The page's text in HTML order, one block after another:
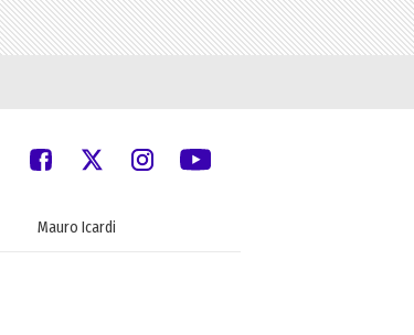
Mauro Icardi